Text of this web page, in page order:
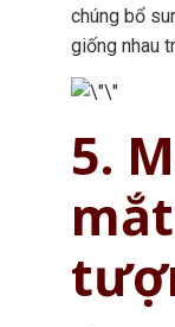
chúng bổ
giống nhau
5.